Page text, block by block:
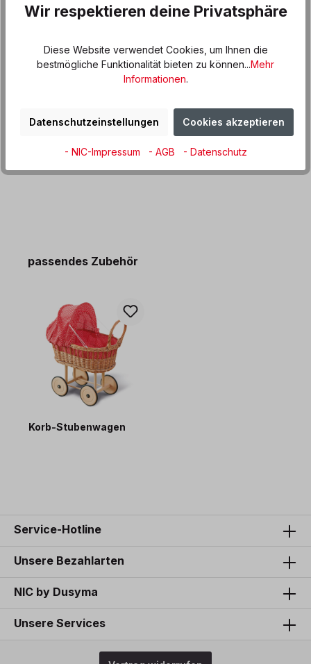
Beschreibung
Die Neugeborenen Babypuppe wurde in liebevoller
Produktdaten
Informationen und Hinweise
Produktgalerie überspringen
passendes Zubehör
Korb-Stubenwagen
Service-Hotline
Unsere Bezahlarten
NIC by Dusyma
Unsere Services
Wir respektieren deine Privatsphäre
Diese Website verwendet Cookies, um Ihnen die
bestmögliche Funktionalität bieten zu können...Mehr
Informationen.
Datenschutzeinstellungen Cookies akzeptieren
- NIC-Impressum - AGB - Datenschutz